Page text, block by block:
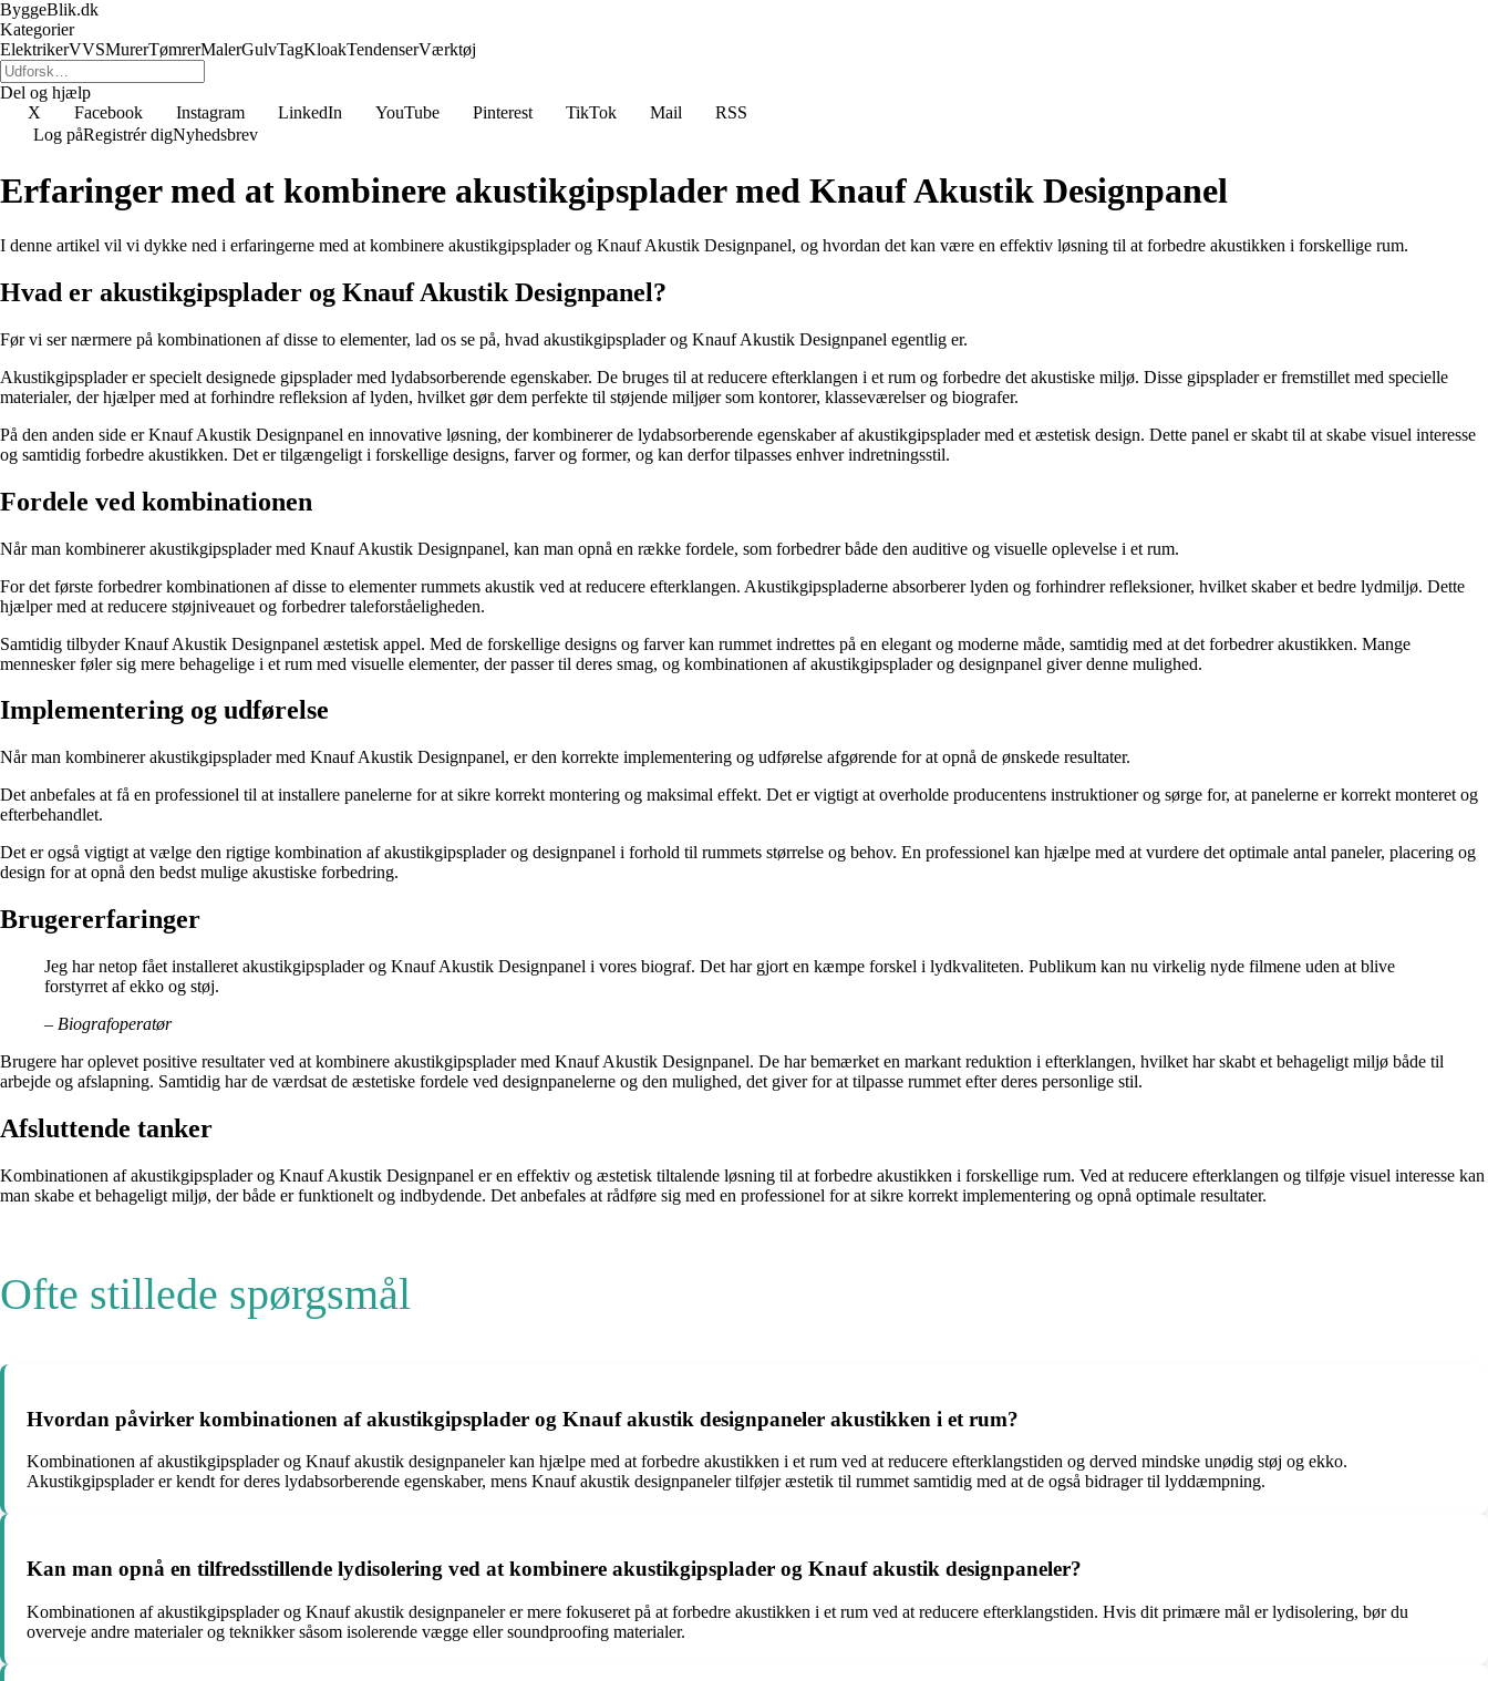
ByggeBlik.dk
Kategorier
ElektrikerVVSMurerTømrerMalerGulvTagKloakTendenserVærktøj
Del og hjælp
X
Facebook Instagram LinkedIn YouTube Pinterest TikTok Mail
RSS
Log påRegistrér digNyhedsbrev
Erfaringer med at kombinere akustikgipsplader med Knauf Akustik Designpanel
I denne artikel vil vi dykke ned i erfaringerne med at kombinere akustikgipsplader og Knauf Akustik Designpanel, og hvordan det kan være en effektiv løsning til at forbedre akustikken i forskellige rum.
Hvad er akustikgipsplader og Knauf Akustik Designpanel?
Før vi ser nærmere på kombinationen af disse to elementer, lad os se på, hvad akustikgipsplader og Knauf Akustik Designpanel egentlig er.
Akustikgipsplader er specielt designede gipsplader med lydabsorberende egenskaber. De bruges til at reducere efterklangen i et rum og forbedre det akustiske miljø. Disse gipsplader er fremstillet med specielle
materialer, der hjælper med at forhindre refleksion af lyden, hvilket gør dem perfekte til støjende miljøer som kontorer, klasseværelser og biografer.
På den anden side er Knauf Akustik Designpanel en innovative løsning, der kombinerer de lydabsorberende egenskaber af akustikgipsplader med et æstetisk design. Dette panel er skabt til at skabe visuel interesse
og samtidig forbedre akustikken. Det er tilgængeligt i forskellige designs, farver og former, og kan derfor tilpasses enhver indretningsstil.
Fordele ved kombinationen
Når man kombinerer akustikgipsplader med Knauf Akustik Designpanel, kan man opnå en række fordele, som forbedrer både den auditive og visuelle oplevelse i et rum.
For det første forbedrer kombinationen af disse to elementer rummets akustik ved at reducere efterklangen. Akustikgipspladerne absorberer lyden og forhindrer refleksioner, hvilket skaber et bedre lydmiljø. Dette
hjælper med at reducere støjniveauet og forbedrer taleforståeligheden.
Samtidig tilbyder Knauf Akustik Designpanel æstetisk appel. Med de forskellige designs og farver kan rummet indrettes på en elegant og moderne måde, samtidig med at det forbedrer akustikken. Mange
mennesker føler sig mere behagelige i et rum med visuelle elementer, der passer til deres smag, og kombinationen af akustikgipsplader og designpanel giver denne mulighed.
Implementering og udførelse
Når man kombinerer akustikgipsplader med Knauf Akustik Designpanel, er den korrekte implementering og udførelse afgørende for at opnå de ønskede resultater.
Det anbefales at få en professionel til at installere panelerne for at sikre korrekt montering og maksimal effekt. Det er vigtigt at overholde producentens instruktioner og sørge for, at panelerne er korrekt monteret og
efterbehandlet.
Det er også vigtigt at vælge den rigtige kombination af akustikgipsplader og designpanel i forhold til rummets størrelse og behov. En professionel kan hjælpe med at vurdere det optimale antal paneler, placering og
design for at opnå den bedst mulige akustiske forbedring.
Brugererfaringer
Jeg har netop fået installeret akustikgipsplader og Knauf Akustik Designpanel i vores biograf. Det har gjort en kæmpe forskel i lydkvaliteten. Publikum kan nu virkelig nyde filmene uden at blive
forstyrret af ekko og støj.
– Biografoperatør
Brugere har oplevet positive resultater ved at kombinere akustikgipsplader med Knauf Akustik Designpanel. De har bemærket en markant reduktion i efterklangen, hvilket har skabt et behageligt miljø både til
arbejde og afslapning. Samtidig har de værdsat de æstetiske fordele ved designpanelerne og den mulighed, det giver for at tilpasse rummet efter deres personlige stil.
Afsluttende tanker
Kombinationen af akustikgipsplader og Knauf Akustik Designpanel er en effektiv og æstetisk tiltalende løsning til at forbedre akustikken i forskellige rum. Ved at reducere efterklangen og tilføje visuel interesse kan
man skabe et behageligt miljø, der både er funktionelt og indbydende. Det anbefales at rådføre sig med en professionel for at sikre korrekt implementering og opnå optimale resultater.
Ofte stillede spørgsmål
Hvordan påvirker kombinationen af akustikgipsplader og Knauf akustik designpaneler akustikken i et rum?
Kombinationen af akustikgipsplader og Knauf akustik designpaneler kan hjælpe med at forbedre akustikken i et rum ved at reducere efterklangstiden og derved mindske unødig støj og ekko.
Akustikgipsplader er kendt for deres lydabsorberende egenskaber, mens Knauf akustik designpaneler tilføjer æstetik til rummet samtidig med at de også bidrager til lyddæmpning.
Kan man opnå en tilfredsstillende lydisolering ved at kombinere akustikgipsplader og Knauf akustik designpaneler?
Kombinationen af akustikgipsplader og Knauf akustik designpaneler er mere fokuseret på at forbedre akustikken i et rum ved at reducere efterklangstiden. Hvis dit primære mål er lydisolering, bør du
overveje andre materialer og teknikker såsom isolerende vægge eller soundproofing materialer.